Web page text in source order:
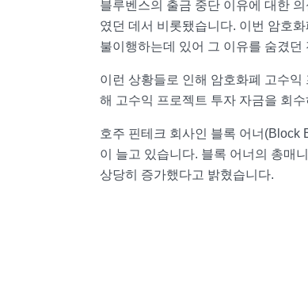
블루벤스의 출금 중단 이유에 대한
였던 데서 비롯됐습니다. 이번 암호
불이행하는데 있어 그 이유를 숨겼던
이런 상황들로 인해 암호화폐 고수
해 고수익 프로젝트 투자 자금을 회
호주 핀테크 회사인 블록 어너(Block
이 늘고 있습니다. 블록 어너의 총매
상당히 증가했다고 밝혔습니다.